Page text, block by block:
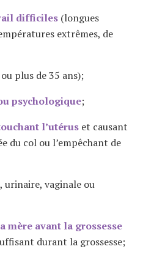
difficiles (longues
extrêmes, de
plus de 35 ans);
psychologique;
l’utérus et causant
du col ou l’empêchant de
urinaire, vaginale ou
mère avant la grossesse
durant la grossesse;